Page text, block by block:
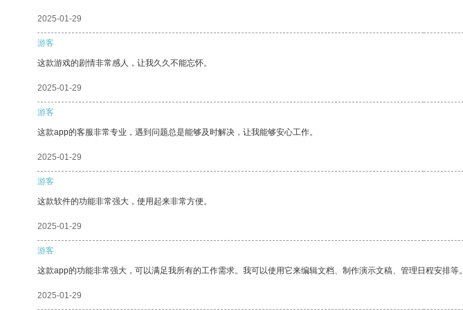
2025-01-29
游客
这款游戏的剧情非常感人，让我久久不能忘怀。
2025-01-29
游客
这款app的客服非常专业，遇到问题总是能够及时解决，让我能够安心工作。
2025-01-29
游客
这款软件的功能非常强大，使用起来非常方便。
2025-01-29
游客
这款app的功能非常强大，可以满足我所有的工作需求。我可以使用它来编辑文档、制作演示文稿、管理日程安排等。
2025-01-29